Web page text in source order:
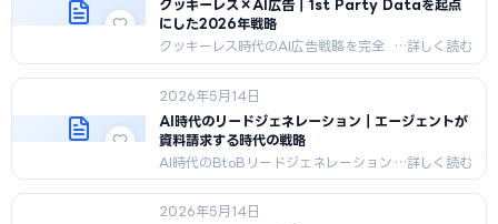
クッキーレス×AI広告｜1st Party Dataを起点
にした2026年戦略
クッキーレス時代のAI広告戦略を完全
解説。1st Party Data起点の新フロ
ー、Privacy Sandbox対応、Server
GTM実装、業種別戦略、90日ロード
マップまで2026年最新版。
2026年5月14日
AI時代のリードジェネレーション｜エージェントが
資料請求する時代の戦略
AI時代のBtoBリードジェネレーション
戦略を完全解説。AI仲介リード対応、5
本柱戦略、新KPI体系、業種別戦略、AI
ナーチャリング設計、失敗回避策まで
2026年5月14日